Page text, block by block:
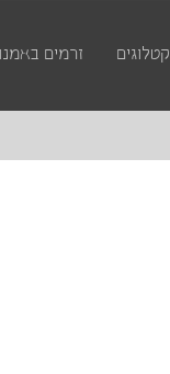
זרמים קטלוגים